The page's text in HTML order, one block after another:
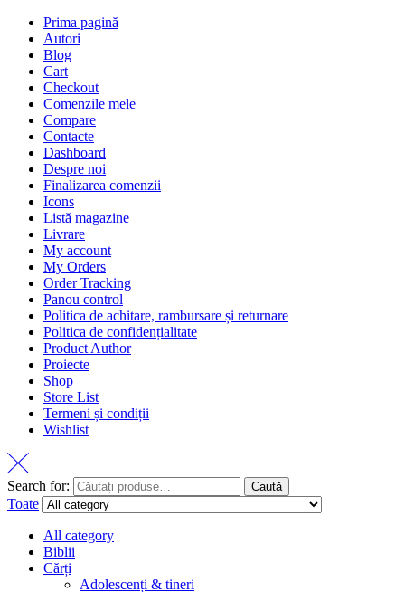
Prima pagină
Autori
Blog
Cart
Checkout
Comenzile mele
Compare
Contacte
Dashboard
Despre noi
Finalizarea comenzii
Icons
Listă magazine
Livrare
My account
My Orders
Order Tracking
Panou control
Politica de achitare, rambursare și returnare
Politica de confidențialitate
Product Author
Proiecte
Shop
Store List
Termeni și condiții
Wishlist
Search for: Caută
Toate
All category
Biblii
Cărți
Adolescenți & tineri